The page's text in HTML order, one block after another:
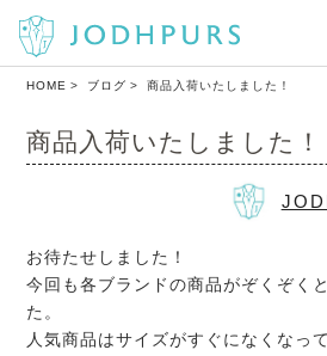
HOME ブログ 商品入荷いたしました！
商品入荷いたしました！
お待たせしました！
今回も各ブランドの商品がぞくぞく
た。
人気商品はサイズがすぐになくなっ